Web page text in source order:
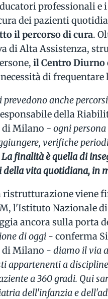
professionali
dei pazienti
il percorso di cura.
di Alta Assistenza,
il Centro Diurno
di
prevedono anche
della
di Milano -ogni
verifiche
La finalità è quella di
della vita quotidiana, in
ristrutturazione viene
l'Istituto Nazionale
ancora sulla porta
di oggi -conferma
Milano - diamo il via
appartenenti a
a 360 gradi. Qui
dell'infanzia e